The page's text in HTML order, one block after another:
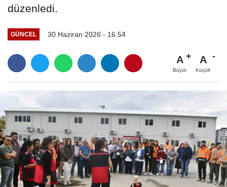
düzenledi.
GÜNCEL 30 Haziran 2026 - 16:54
A
Büyüt
A
Küçült